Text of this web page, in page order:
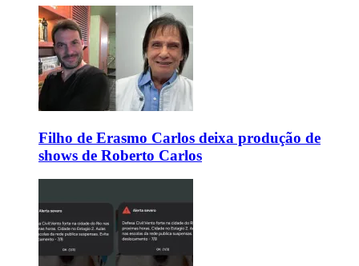
Filho de Erasmo Carlos deixa produção de
shows de Roberto Carlos